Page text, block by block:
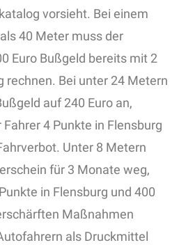
vorsieht. Bei einem
40 Meter muss der
Euro Bußgeld bereits mit 2
rechnen. Bei unter 24 Metern
auf 240 Euro an,
4 Punkte in Flensburg
Unter 8 Metern
für 3 Monate weg,
in Flensburg und 400
Maßnahmen
als Druckmittel